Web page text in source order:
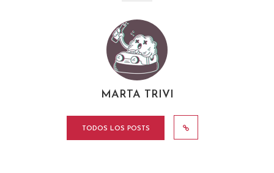
MARTA TRIVI
TODOS LOS POSTS